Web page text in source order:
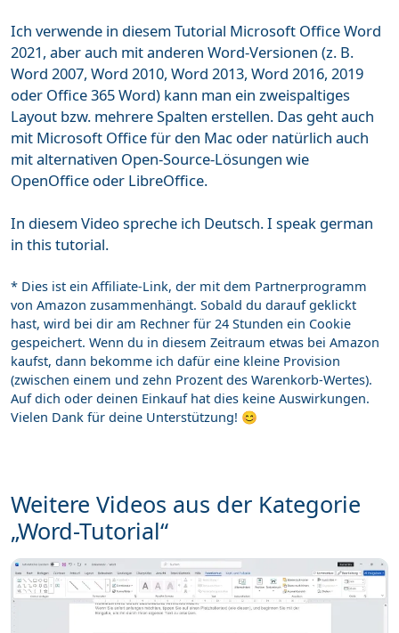
Ich verwende in diesem Tutorial Microsoft Office Word
2021, aber auch mit anderen Word-Versionen (z. B.
Word 2007, Word 2010, Word 2013, Word 2016, 2019
oder Office 365 Word) kann man ein zweispaltiges
Layout bzw. mehrere Spalten erstellen. Das geht auch
mit Microsoft Office für den Mac oder natürlich auch
mit alternativen Open-Source-Lösungen wie
OpenOffice oder LibreOffice.
In diesem Video spreche ich Deutsch. I speak german
in this tutorial.
* Dies ist ein Affiliate-Link, der mit dem Partnerprogramm
von Amazon zusammenhängt. Sobald du darauf geklickt
hast, wird bei dir am Rechner für 24 Stunden ein Cookie
gespeichert. Wenn du in diesem Zeitraum etwas bei Amazon
kaufst, dann bekomme ich dafür eine kleine Provision
(zwischen einem und zehn Prozent des Warenkorb-Wertes).
Auf dich oder deinen Einkauf hat dies keine Auswirkungen.
Vielen Dank für deine Unterstützung! 😊
Weitere Videos aus der Kategorie
„Word-Tutorial“